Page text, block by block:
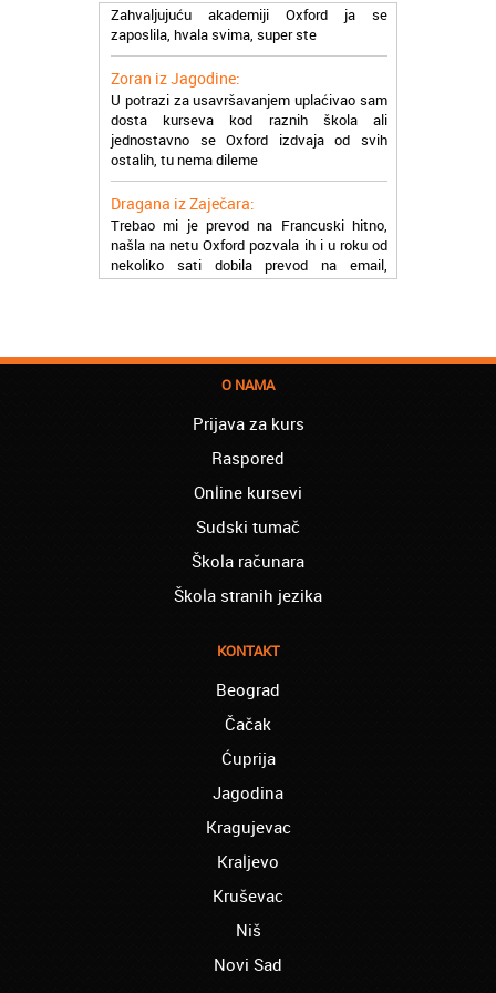
zaposlila, hvala svima, super ste
Zoran iz Jagodine:
U potrazi za usavršavanjem uplaćivao sam
dosta kurseva kod raznih škola ali
jednostavno se Oxford izdvaja od svih
ostalih, tu nema dileme
Dragana iz Zaječara:
Trebao mi je prevod na Francuski hitno,
našla na netu Oxford pozvala ih i u roku od
nekoliko sati dobila prevod na email,
stvarno su super
se, ja ljudi ne znam šta bi radio sada da ne
Natasa iz Kraljeva:
Najbolji knjigovodstveni program! Sa
lakoćom sam savladala tromesečni kurs
Dragan iz Čačka:
profesionalnost u našoj zemlji i naravno
usluga, sve pohvale od mene
Moja ćerka je završila vanredno medicinsku
Mogu samo da Vam poželim sve najbolje i
Aranđelovac - Elena:
mislim da je odlicno što na jednom mestu
mogu da nađem usluge prevođenja za
prevodioca do prevodioca.
Babušnica - Snežana:
oduvek sam želela da profesionalno kuvam
i to sam uspela zahvaljujući ljudima u
O NAMA
Prijava za kurs
Raspored
Online kursevi
Sudski tumač
Škola računara
Škola stranih jezika
KONTAKT
Beograd
Čačak
Ćuprija
Jagodina
Kragujevac
Kraljevo
Kruševac
Niš
Novi Sad